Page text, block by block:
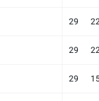
29
29
29